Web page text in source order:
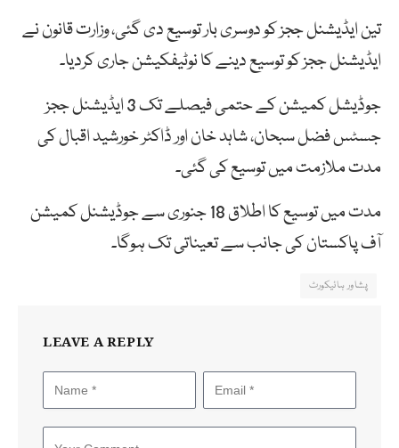
تین ایڈیشنل ججز کو دوسری بار توسیع دی گئی، وزارت قانون نے
ایڈیشنل ججز کو توسیع دینے کا نوٹیفکیشن جاری کردیا۔
جوڈیشل کمیشن کے حتمی فیصلے تک 3 ایڈیشنل ججز
جسٹس فضل سبحان، شاہد خان اور ڈاکٹر خورشید اقبال کی
مدت ملازمت میں توسیع کی گئی۔
مدت میں توسیع کا اطلاق 18 جنوری سے جوڈیشنل کمیشن
آف پاکستان کی جانب سے تعیناتی تک ہوگا۔
پشاور ہائیکورٹ
LEAVE A REPLY